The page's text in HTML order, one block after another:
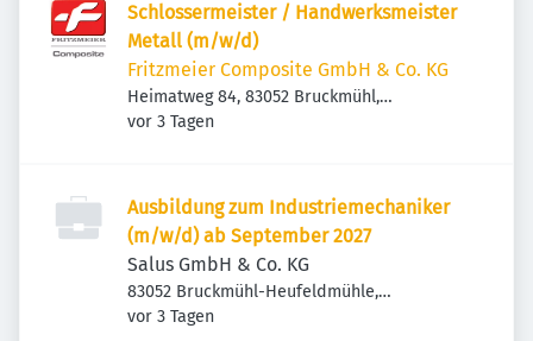
Schlossermeister / Handwerksmeister
Metall (m/w/d)
Fritzmeier Composite GmbH & Co. KG
Heimatweg 84, 83052 Bruckmühl,
Deutschland
Veröffentlicht
vor 3 Tagen
Ausbildung zum Industriemechaniker
(m/w/d) ab September 2027
Salus GmbH & Co. KG
83052 Bruckmühl-Heufeldmühle,
Deutschland
Veröffentlicht
vor 3 Tagen